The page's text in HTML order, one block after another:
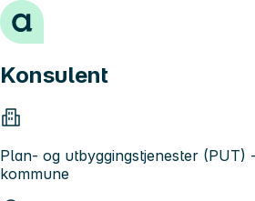
Hopp til innhold
Konsulent
Plan- og utbyggingstjenester (PUT)
kommune